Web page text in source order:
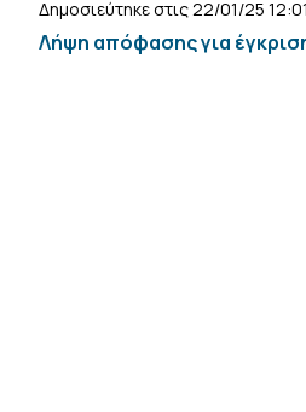
Δημοσιεύτηκε στις 22/01/25 12:01
Λήψη απόφασης για